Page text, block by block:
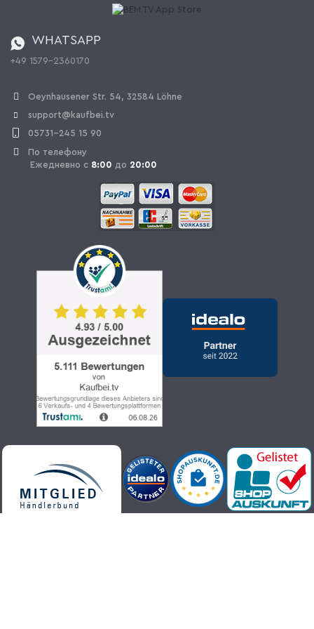
WHATSAPP
+49 1579-2360170
Oeynhausener Str. 54, 32584 Löhne
support@kaufbei.tv
05731-245 15 90
По телефону
Ежедневно с 8:00 до 20:00